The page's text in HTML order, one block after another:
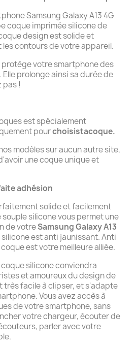
Samsung Galaxy A13 4G
coque imprimée silicone de
design est solide et
contours de votre appareil.
protège votre smartphone des
prolonge ainsi sa durée de
pas !
est spécialement
pourchoisistacoque.
modèles sur aucun autre site,
une coque unique et
adhésion
solide et facilement
silicone vous permet une
de votreSamsung Galaxy A13
silicone est anti jaunissant. Anti
est votre meilleure alliée.
silicone conviendra
et amoureux du design de
très facile à clipser, et s'adapte
Vous avez accès à
de votre smartphone, sans
votre chargeur, écouter de
parler avec votre